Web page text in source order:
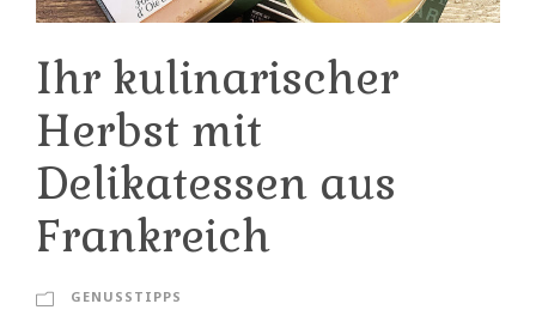
Ihr kulinarischer
Herbst mit
Delikatessen aus
Frankreich
GENUSSTIPPS